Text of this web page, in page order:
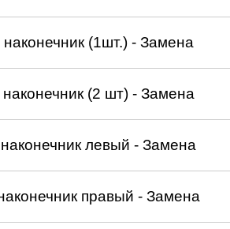
(1шт.) - Замена
(2 шт) - Замена
левый - Замена
правый - Замена